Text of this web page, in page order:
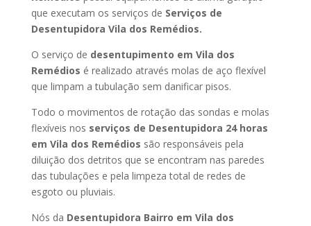
que executam os serviços de Serviços de
Desentupidora Vila dos Remédios.
O serviço de desentupimento em Vila dos
Remédios é realizado através molas de aço flexível
que limpam a tubulação sem danificar pisos.
Todo o movimentos de rotação das sondas e molas
flexíveis nos serviços de Desentupidora 24 horas
em Vila dos Remédios são responsáveis pela
diluição dos detritos que se encontram nas paredes
das tubulações e pela limpeza total de redes de
esgoto ou pluviais.
Nós da Desentupidora Bairro em Vila dos